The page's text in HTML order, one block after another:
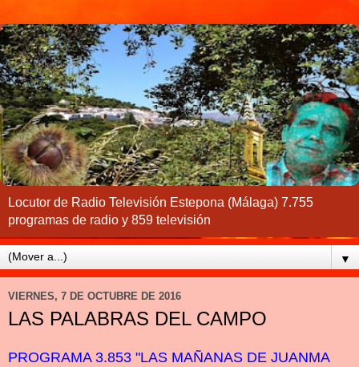
Locutor de Radio Televisión Estepona (Málaga) 7.755
programas de radio y 859 televisión
▼
VIERNES, 7 DE OCTUBRE DE 2016
LAS PALABRAS DEL CAMPO
PROGRAMA 3.853 "LAS MAÑANAS DE JUANMA